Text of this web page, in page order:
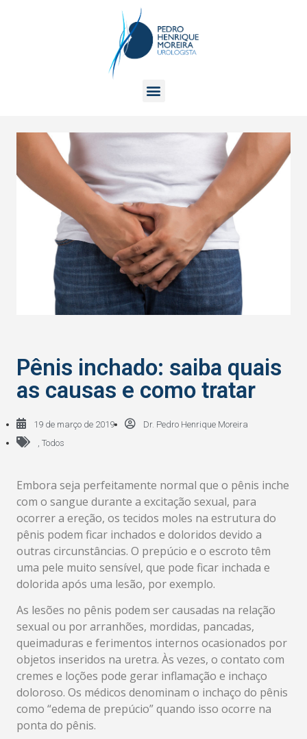
Pênis inchado: saiba quais
as causas e como tratar
19 de março de 2019
Dr. Pedro Henrique Moreira
, Todos
Embora seja perfeitamente normal que o pênis inche
com o sangue durante a excitação sexual, para
ocorrer a ereção, os tecidos moles na estrutura do
pênis podem ficar inchados e doloridos devido a
outras circunstâncias. O prepúcio e o escroto têm
uma pele muito sensível, que pode ficar inchada e
dolorida após uma lesão, por exemplo.
As lesões no pênis podem ser causadas na relação
sexual ou por arranhões, mordidas, pancadas,
queimaduras e ferimentos internos ocasionados ​​por
objetos inseridos na uretra. Às vezes, o contato com
cremes e loções pode gerar inflamação e inchaço
doloroso. Os médicos denominam o inchaço do pênis
como “edema de prepúcio” quando isso ocorre na
ponta do pênis.